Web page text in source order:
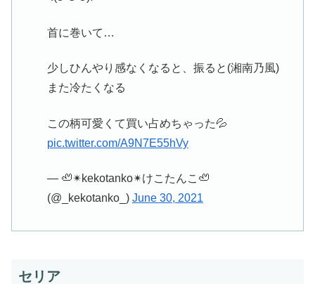
首に巻いて…
少しひんやり感なくなると、振ると(湘南乃風)
また冷たくなる
この柄可愛くて買い占めちゃった💦
pic.twitter.com/A9N7E55hVy
— 🦥✴︎kekotanko✴︎けこたんこ🦥
(@_kekotanko_) June 30, 2021
セリア